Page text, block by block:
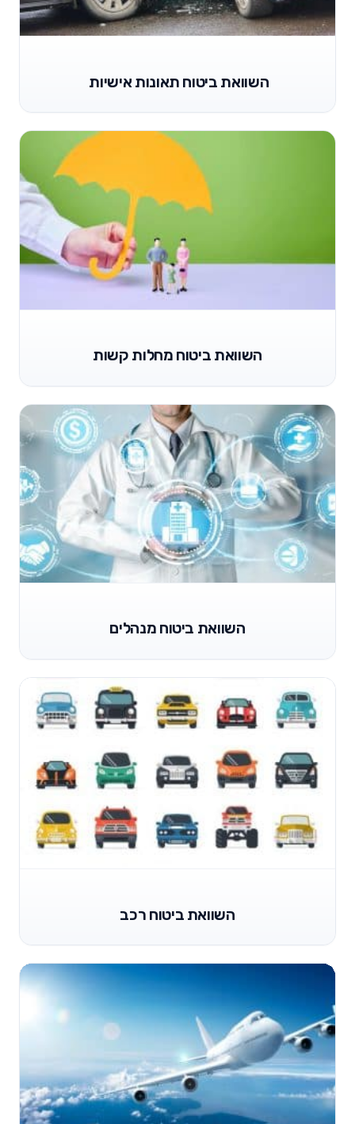
השוואת ביטוח תאונות אישיות
השוואת ביטוח מחלות קשות
השוואת ביטוח מנהלים
השוואת ביטוח רכב